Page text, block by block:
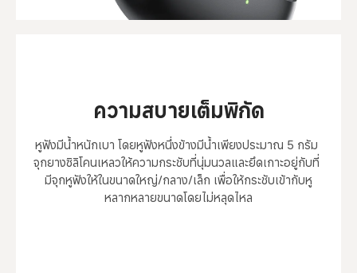
ความสบายเต็มพิกัด
หูฟังมีน้ำหนักเบา โดยหูฟังหนึ่งข้างมีน้ำเพียงประมาณ 5 กรัม
จุกยางซิลิโคนเหลวให้ความกระชับที่นุ่มนวลและยึดเกาะอยู่กับที่
มีจุกหูฟังให้ในขนาดใหญ่/กลาง/เล็ก เพื่อให้กระชับเข้ากับหู
หลากหลายขนาดโดยไม่หลุดไหล